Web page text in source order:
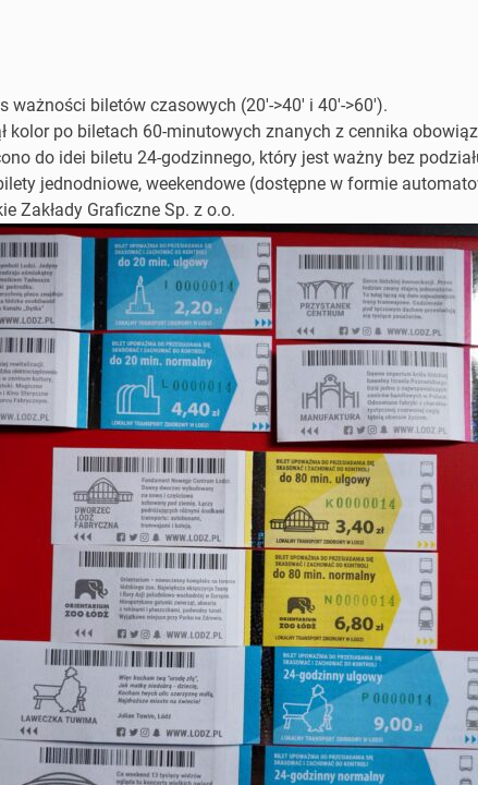
biletów czasowych (20′->40′ i 40′->60′).
kolor po biletach 60-minutowych znanych z cennika
do idei biletu 24-godzinnego, który jest ważny bez
jednodniowe, weekendowe (dostępne w formie
Zakłady Graficzne Sp. z o.o.